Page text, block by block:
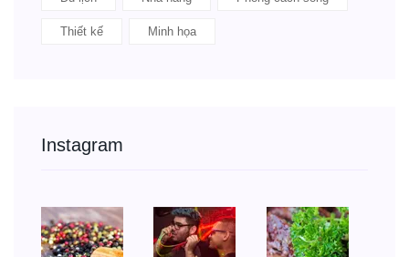
Thiết kế Minh họa
Instagram